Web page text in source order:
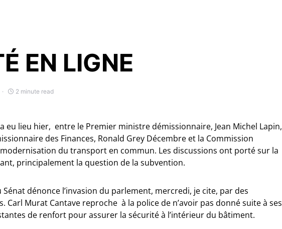
EN LIGNE
2 minute read
eu lieu hier, entre le Premier ministre démissionnaire, Jean Michel Lapin,
des Finances, Ronald Grey Décembre et la Commission
du transport en commun. Les discussions ont porté sur la
principalement la question de la subvention.
dénonce l’invasion du parlement, mercredi, je cite, par des
Carl Murat Cantave reproche à la police de n’avoir pas donné suite à ses
de renfort pour assurer la sécurité à l’intérieur du bâtiment.